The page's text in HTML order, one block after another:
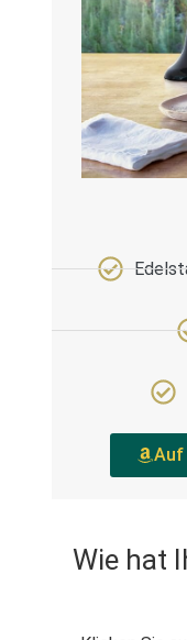
Auf
Wie hat